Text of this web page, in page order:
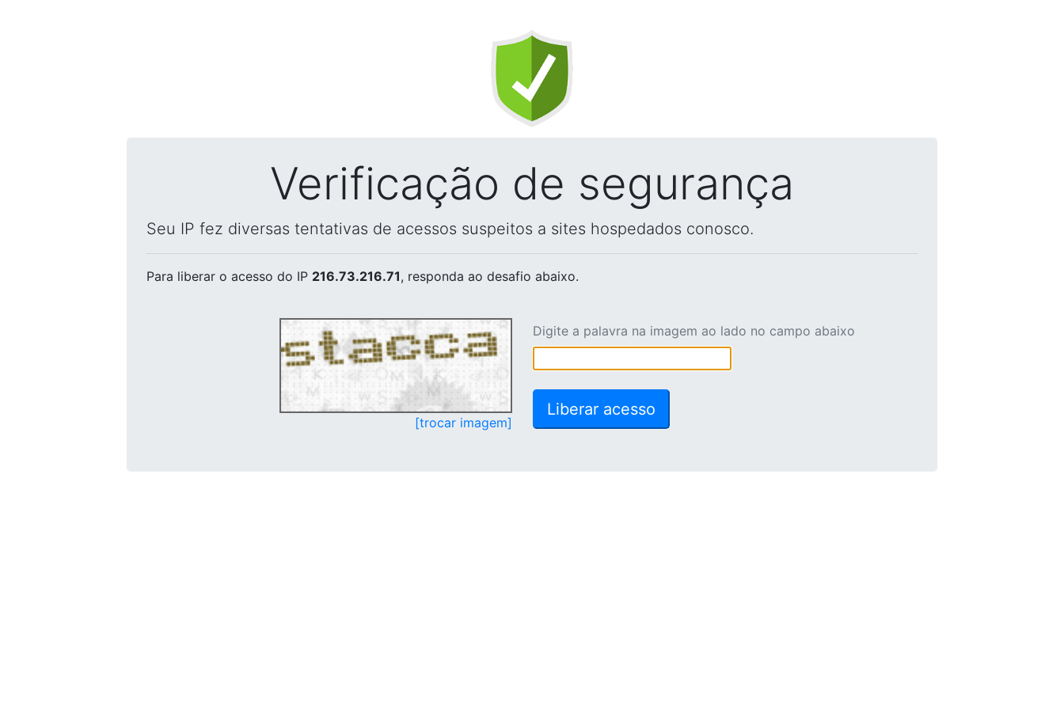
Verificação de segurança
Seu IP fez diversas tentativas de acessos suspeitos a sites hospedados conosco.
Para liberar o acesso do IP 216.73.216.71, responda ao desafio abaixo.
[trocar imagem]
Digite a palavra na imagem ao lado no campo abaixo